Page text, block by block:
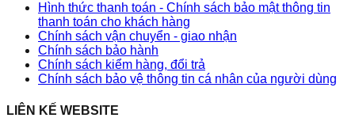
Hình thức thanh toán - Chính sách bảo mật thông tin
thanh toán cho khách hàng
Chính sách vận chuyển - giao nhận
Chính sách bảo hành
Chính sách kiểm hàng, đổi trả
Chính sách bảo vệ thông tin cá nhân của người dùng
LIÊN KẾ WEBSITE